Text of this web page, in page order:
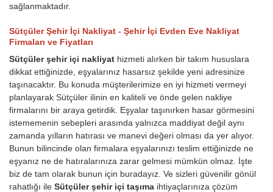
sağlanmaktadır.
Sütçüler Şehir İçi Nakliyat - Şehir İçi Evden Eve Nakliyat
Firmaları ve Fiyatları
Sütçüler şehir içi nakliyat hizmeti alırken bir takım hususlara
dikkat ettiğinizde, eşyalarınız hasarsız şekilde yeni adresinize
taşınacaktır. Bu konuda müşterilerimize en iyi hizmeti vermeyi
planlayarak Sütçüler ilinin en kaliteli ve önde gelen nakliye
firmalarını bir araya getirdik. Eşyalar taşınırken hasar görmesini
istememenin sebepleri arasında yalnızca maddiyat değil aynı
zamanda yılların hatırası ve manevi değeri olması da yer alıyor.
Bunun bilincinde olan firmalara eşyalarınızı teslim ettiğinizde ne
eşyanız ne de hatıralarınıza zarar gelmesi mümkün olmaz. İşte
biz de tam olarak bunun için buradayız. Ve sizleri güvenilir gönül
rahatlığı ile Sütçüler şehir içi taşıma ihtiyaçlarınıza çözüm